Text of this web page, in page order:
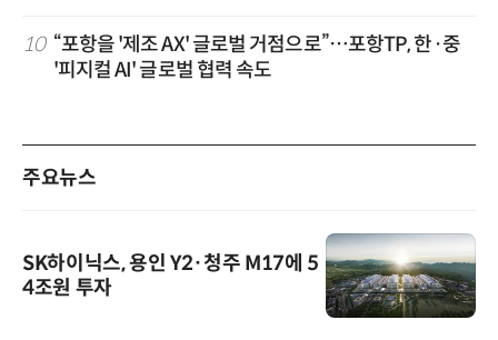
10 “포항을 '제조 AX' 글로벌 거점으로”…포항TP, 한·중
'피지컬 AI' 글로벌 협력 속도
주요뉴스
SK하이닉스, 용인 Y2·청주 M17에 5
4조원 투자